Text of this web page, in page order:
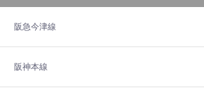
阪急今津線
阪神本線